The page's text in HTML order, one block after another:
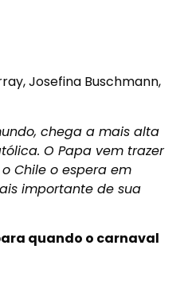
Josefina Buschmann,
chega a mais alta
O Papa vem trazer
Chile o espera em
importante de sua
quando o carnaval